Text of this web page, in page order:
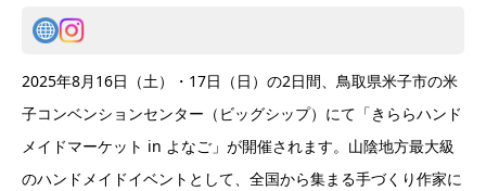
2025年8月16日（土）・17日（日）の2日間、鳥取県米子市の米
子コンベンションセンター（ビッグシップ）にて「きららハンド
メイドマーケット in よなご」が開催されます。山陰地方最大級
のハンドメイドイベントとして、全国から集まる手づくり作家に